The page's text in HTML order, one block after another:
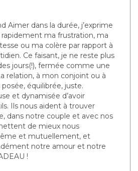
Aimer dans la durée, j’exprime
ma frustration, ma
ou ma colère par rapport à
Ce faisant, je ne reste plus
jours(!), fermée comme une
relation, à mon conjoint ou à
équilibrée, juste.
et dynamisée d’avoir
Ils nous aident à trouver
dans notre couple et avec nos
de mieux nous
et mutuellement, et
notre amour et notre
!